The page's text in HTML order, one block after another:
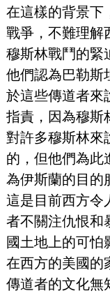
在這樣的背景下
戰爭，不難理解
穆斯林戰鬥的緊
他們認為巴勒斯
於這些傳道者來
指責，因為穆斯
對許多穆斯林來
的，但他們為此
為伊斯蘭的目的
這是目前西方令
者不關注仇恨和
國土地上的可怕
在西方的美國的
傳道者的文化無